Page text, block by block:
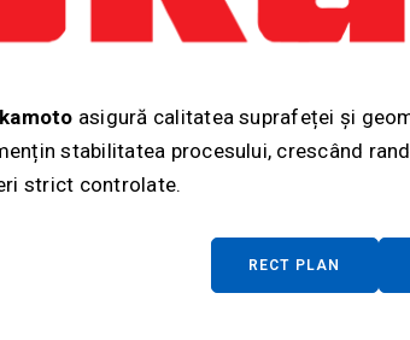
asigură calitatea suprafeței și
stabilitatea procesului, crescând
strict controlate.
RECT PLAN